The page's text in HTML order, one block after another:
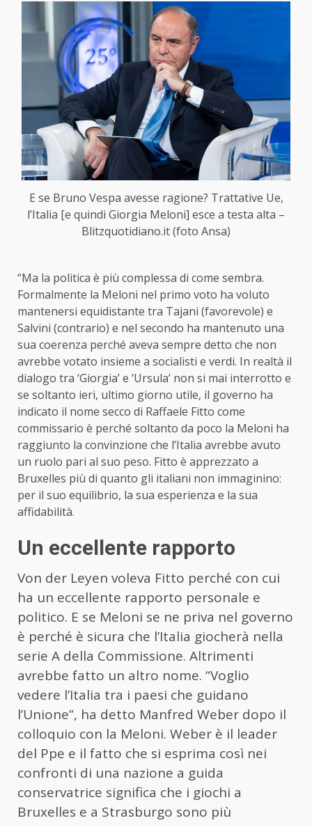
E se Bruno Vespa avesse ragione? Trattative Ue,
l’Italia [e quindi Giorgia Meloni] esce a testa alta –
Blitzquotidiano.it (foto Ansa)
“Ma la politica è più complessa di come sembra.
Formalmente la Meloni nel primo voto ha voluto
mantenersi equidistante tra Tajani (favorevole) e
Salvini (contrario) e nel secondo ha mantenuto una
sua coerenza perché aveva sempre detto che non
avrebbe votato insieme a socialisti e verdi. In realtà il
dialogo tra ‘Giorgia’ e ‘Ursula’ non si mai interrotto e
se soltanto ieri, ultimo giorno utile, il governo ha
indicato il nome secco di Raffaele Fitto come
commissario è perché soltanto da poco la Meloni ha
raggiunto la convinzione che l’Italia avrebbe avuto
un ruolo pari al suo peso. Fitto è apprezzato a
Bruxelles più di quanto gli italiani non immaginino:
per il suo equilibrio, la sua esperienza e la sua
affidabilità.
Un eccellente rapporto
Von der Leyen voleva Fitto perché con cui
ha un eccellente rapporto personale e
politico. E se Meloni se ne priva nel governo
è perché è sicura che l’Italia giocherà nella
serie A della Commissione. Altrimenti
avrebbe fatto un altro nome. “Voglio
vedere l’Italia tra i paesi che guidano
l’Unione”, ha detto Manfred Weber dopo il
colloquio con la Meloni. Weber è il leader
del Ppe e il fatto che si esprima così nei
confronti di una nazione a guida
conservatrice significa che i giochi a
Bruxelles e a Strasburgo sono più